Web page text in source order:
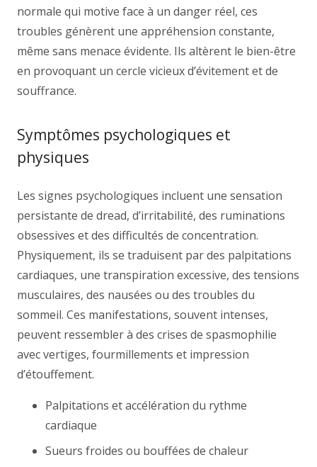
normale qui motive face à un danger réel, ces
troubles génèrent une appréhension constante,
même sans menace évidente. Ils altèrent le bien-être
en provoquant un cercle vicieux d’évitement et de
souffrance.
Symptômes psychologiques et
physiques
Les signes psychologiques incluent une sensation
persistante de dread, d’irritabilité, des ruminations
obsessives et des difficultés de concentration.
Physiquement, ils se traduisent par des palpitations
cardiaques, une transpiration excessive, des tensions
musculaires, des nausées ou des troubles du
sommeil. Ces manifestations, souvent intenses,
peuvent ressembler à des crises de spasmophilie
avec vertiges, fourmillements et impression
d’étouffement.
Palpitations et accélération du rythme
cardiaque
Sueurs froides ou bouffées de chaleur